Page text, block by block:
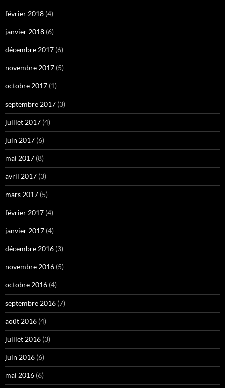
février 2018 (4)
janvier 2018 (6)
décembre 2017 (6)
novembre 2017 (5)
octobre 2017 (1)
septembre 2017 (3)
juillet 2017 (4)
juin 2017 (6)
mai 2017 (8)
avril 2017 (3)
mars 2017 (5)
février 2017 (4)
janvier 2017 (4)
décembre 2016 (3)
novembre 2016 (5)
octobre 2016 (4)
septembre 2016 (7)
août 2016 (4)
juillet 2016 (3)
juin 2016 (6)
mai 2016 (6)